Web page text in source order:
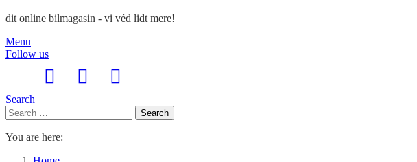
dit online bilmagasin - vi véd lidt mere!
Menu
Follow us
Search
Search
for:
Search
You are here: